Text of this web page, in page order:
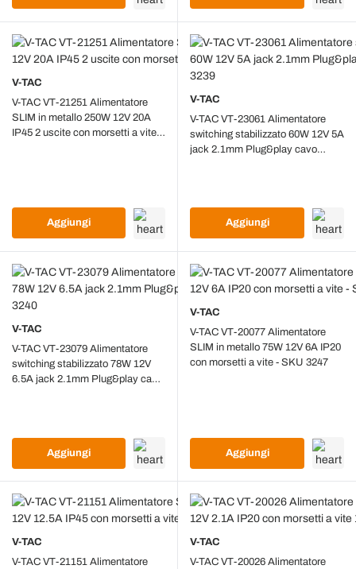
V-TAC
V-TAC VT-21251 Alimentatore
SLIM in metallo 250W 12V 20A
IP45 2 uscite con morsetti a vite -
Aggiungi
V-TAC
V-TAC VT-23061 Alimentatore
switching stabilizzato 60W 12V 5A
jack 2.1mm Plug&play cavo
Aggiungi
V-TAC
V-TAC VT-23079 Alimentatore
switching stabilizzato 78W 12V
6.5A jack 2.1mm Plug&play cavo
Aggiungi
V-TAC
V-TAC VT-20077 Alimentatore
SLIM in metallo 75W 12V 6A IP20
con morsetti a vite - SKU 3247
Aggiungi
V-TAC
V-TAC VT-21151 Alimentatore
V-TAC
V-TAC VT-20026 Alimentatore